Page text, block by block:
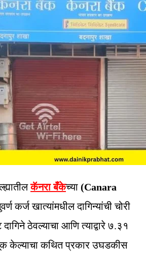
कॅनरा बँकेच्या (Canara
कर्ज खात्यांमधील दागिन्यांची चोरी
ठेवल्याचा आणि त्याद्वारे ७.३१
केल्याचा कथित प्रकार उघडकीस